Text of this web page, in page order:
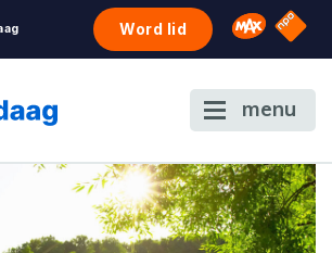
Word lid Omroep
NPO
menu